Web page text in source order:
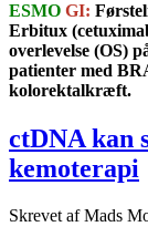
ESMO GI:
Erbitux
overlevelse (OS)
patienter med
kolorektalkræft.
ctDNA kan
kemoterapi
Skrevet af Mads